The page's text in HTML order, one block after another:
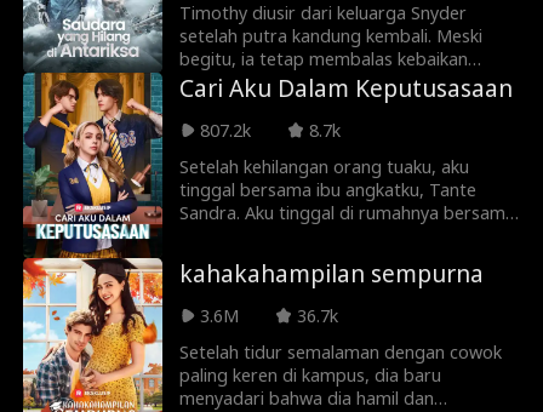
Timothy diusir dari keluarga Snyder
setelah putra kandung kembali. Meski
begitu, ia tetap membalas kebaikan
mereka dan menjadi relawan misi
penyelamatan umat manusia. Bertahun-
tahun kemudian, Timothy dipuja sebagai
keluarganya menyesal terlalu lambat.
Cari Aku Dalam Keputusasaan
807.2k
8.7k
Setelah kehilangan orang tuaku, aku
tinggal bersama ibu angkatku, Tante
Sandra. Aku tinggal di rumahnya bersama
mendapat banyak kasih sayang serta
perhatian. Aku kira aku akan menikah
dengan salah satu dari mereka, tapi
semuanya berubah ketika Lola, putri
pembantu kami, datang. Pria yang paling
kucintai menghancurkan hatiku. Setelah
aku pergi, mereka berusaha mencariku
kahakahampilan sempurna
3.6M
36.7k
Setelah tidur semalaman dengan cowok
paling keren di kampus, dia baru
menyadari bahwa dia hamil dan